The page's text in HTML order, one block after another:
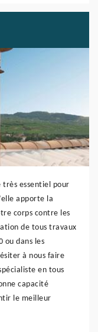
très essentiel pour
apporte la
corps contre les
de tous travaux
ou dans les
à nous faire
en tous
capacité
le meilleur